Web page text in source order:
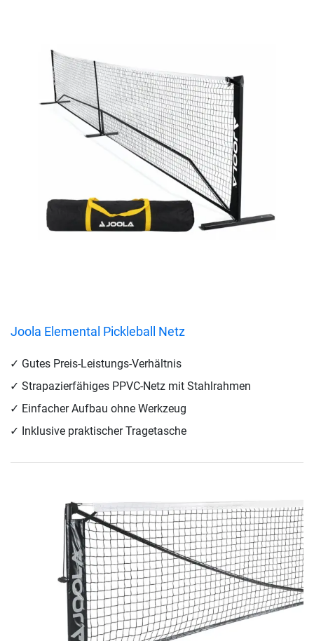
Joola Elemental Pickleball Netz
Gutes Preis-Leistungs-Verhältnis
Strapazierfähiges PPVC-Netz mit Stahlrahmen
Einfacher Aufbau ohne Werkzeug
Inklusive praktischer Tragetasche